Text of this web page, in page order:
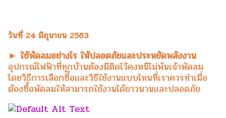
วันที่ 24 มิถุนายน 2563
► ใช้พัดลมอย่างไร ให้ปลอดภัยและประหยัดพลังงาน
อุปกรณ์ไฟฟ้าที่ทุกบ้านต้องมีติดไว้คงหนีไม่พ้นเจ้าพัดลม
โดยวิธีการเลือกซื้อและวิธีใช้งานแบบไหนที่เราควรทำเมื่อ
ต้องซื้อพัดลมให้สามารถใช้งานได้ยาวนานและปลอดภัย